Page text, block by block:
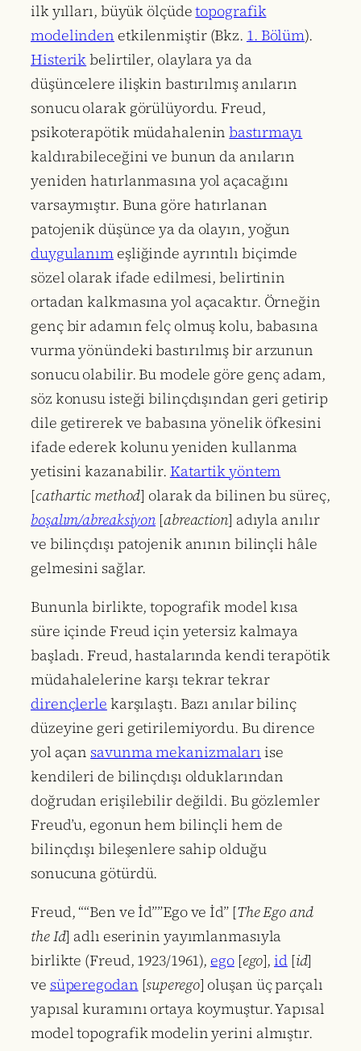
ilk yılları, büyük ölçüdetopografik
modelinden etkilenmiştir (Bkz. 1. Bölüm).
Histerikbelirtiler, olaylara ya da
düşüncelere ilişkin bastırılmış anıların
sonucu olarak görülüyordu. Freud,
psikoterapötik müdahaleninbastırmayı
kaldırabileceğini ve bunun da anıların
yeniden hatırlanmasına yol açacağını
varsaymıştır. Buna göre hatırlanan
patojenik düşünce ya da olayın, yoğun
duygulanım eşliğinde ayrıntılı biçimde
sözel olarak ifade edilmesi, belirtinin
ortadan kalkmasına yol açacaktır. Örneğin
genç bir adamın felç olmuş kolu, babasına
vurma yönündeki bastırılmış bir arzunun
sonucu olabilir. Bu modele göre genç adam,
söz konusu isteği bilinçdışından geri getirip
dile getirerek ve babasına yönelik öfkesini
ifade ederek kolunu yeniden kullanma
yetisini kazanabilir. Katartik yöntem
[cathartic method] olarak da bilinen bu süreç,
boşalım/abreaksiyon [abreaction] adıyla anılır
ve bilinçdışı patojenik anının bilinçli hâle
gelmesini sağlar.
Bununla birlikte, topografik model kısa
süre içinde Freud için yetersiz kalmaya
başladı. Freud, hastalarında kendi terapötik
müdahalelerine karşı tekrar tekrar
dirençlerle karşılaştı. Bazı anılar bilinç
düzeyine geri getirilemiyordu. Bu dirence
yol açan savunma mekanizmaları ise
kendileri de bilinçdışı olduklarından
doğrudan erişilebilir değildi. Bu gözlemler
Freud’u, egonun hem bilinçli hem de
bilinçdışı bileşenlere sahip olduğu
sonucuna götürdü.
Freud, ““Ben ve İd””Ego ve İd” [The Ego and
the Id] adlı eserinin yayımlanmasıyla
birlikte (Freud, 1923/1961), ego[ego],id[id]
ve süperegodan [superego] oluşan üç parçalı
yapısal kuramını ortaya koymuştur. Yapısal
model topografik modelin yerini almıştır.